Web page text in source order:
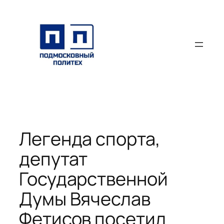
содержимому
Легенда спорта,
депутат
Государственной
Думы Вячеслав
Фетисов посетил